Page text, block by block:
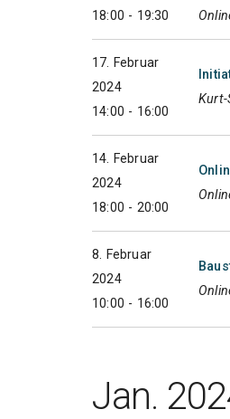
18:00 - 19:30
17. Februar
2024
14:00 - 16:00
Kurt-
14. Februar
2024
18:00 - 20:00
8. Februar
2024
10:00 - 16:00
Jan.